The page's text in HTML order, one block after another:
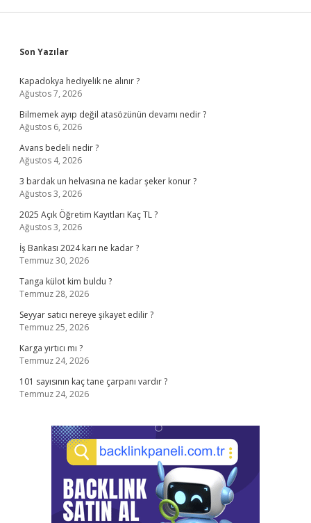
Sidebar
Son Yazılar
Kapadokya hediyelik ne alınır ?
Ağustos 7, 2026
Bilmemek ayıp değil atasözünün devamı nedir ?
Ağustos 6, 2026
Avans bedeli nedir ?
Ağustos 4, 2026
3 bardak un helvasına ne kadar şeker konur ?
Ağustos 3, 2026
2025 Açık Öğretim Kayıtları Kaç TL ?
Ağustos 3, 2026
İş Bankası 2024 karı ne kadar ?
Temmuz 30, 2026
Tanga külot kim buldu ?
Temmuz 28, 2026
Seyyar satıcı nereye şikayet edilir ?
Temmuz 25, 2026
Karga yırtıcı mı ?
Temmuz 24, 2026
101 sayısının kaç tane çarpanı vardır ?
Temmuz 24, 2026